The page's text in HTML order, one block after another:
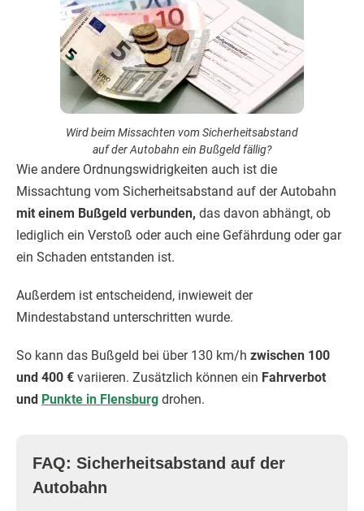
Wird beim Missachten vom Sicherheitsabstand
auf der Autobahn ein Bußgeld fällig?
Wie andere Ordnungswidrigkeiten auch ist die
Missachtung vom Sicherheitsabstand auf der Autobahn
mit einem Bußgeld verbunden, das davon abhängt, ob
lediglich ein Verstoß oder auch eine Gefährdung oder gar
ein Schaden entstanden ist.
Außerdem ist entscheidend, inwieweit der
Mindestabstand unterschritten wurde.
So kann das Bußgeld bei über 130 km/h zwischen 100
und 400 € variieren. Zusätzlich können ein Fahrverbot
und Punkte in Flensburg drohen.
FAQ: Sicherheitsabstand auf der
Autobahn